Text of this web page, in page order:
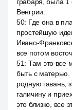
Венгрии.
50: Где она в
простейшую
Ивано-
все потом
51: Там это все
быть с матерью.
родную гавань,
галичину и
это близко, все